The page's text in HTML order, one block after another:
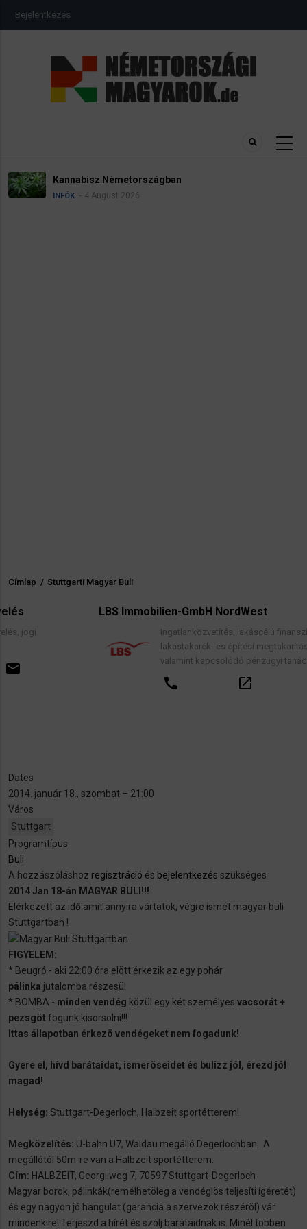
USER
ACCOUNT
Bejelentkezés
Németországban
2026
Morzsa
Címlap / Stuttgarti Magyar Buli
LBS Immobilien-GmbH NordWest
Ingatlanközvetítés, lakáscélú finanszírozási
lakástakarék- és építési megtakarítási
valamint kapcsolódó pénzügyi tanácsadás.
Dates
2014. január 18., szombat – 21:00
Város
Stuttgart
Programtípus
Buli
A hozzászóláshoz regisztráció és bejelentkezés szükséges
2014 Jan 18-án MAGYAR BULI!!!
Elérkezett az idő amit annyira vártatok, végre ismét magyar buli
Stuttgartban !
FIGYELEM:
* Beugró - aki 22:00 óra elött érkezik az egy pohár
pálinka jutalomba részesül
* BOMBA - minden vendég közül egy két személyes vacsorát +
pezsgöt fogunk kisorsolni!!!
Ittas állapotban érkezö vendégeket nem fogadunk!
Gyere el, hívd barátaidat, ismeröseidet és bulizz jól, érezd jól
magad!
Helység: Stuttgart-Degerloch, Halbzeit sportétterem!
Megközelítés: U-bahn U7, Waldau megálló Degerlochban. A
megállótól 50m-re van a Halbzeit sportétterem.
Cím: HALBZEIT, Georgiiweg 7, 70597 Stuttgart-Degerloch
Magyar borok, pálinkák(remélhetöleg a vendéglös teljesíti ígéretét)
és egy nagyon jó hangulat (garancia a szervezök részéröl) vár
mindenkire! Terjeszd a hírét és szólj barátaidnak is. Minél többen